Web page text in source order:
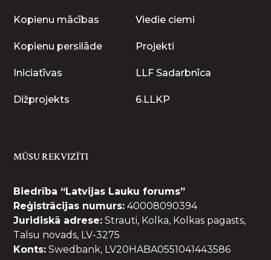
Kopienu mācības Viedie ciemi
Kopienu persilāde Projekti
Iniciatīvas LLF Sadarbnīca
Dižprojekts 6.LLKP
MŪSU REKVIZĪTI
Biedrība “Latvijas Lauku forums”
Reģistrācijas numurs: 40008090394
Juridiskā adrese: Strauti, Kolka, Kolkas pagasts,
Talsu novads, LV-3275
Konts: Swedbank, LV20HABA0551041443586